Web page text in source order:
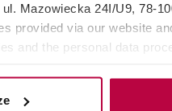
Mazowiecka 24I/U9, 78-
provided via our website
and the personal data